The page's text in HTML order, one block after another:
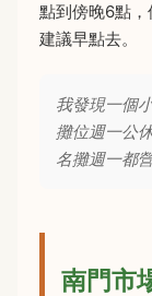
點到傍晚6點，
建議早點去。
我發現一個
攤位週一公
名攤週一都
南門市